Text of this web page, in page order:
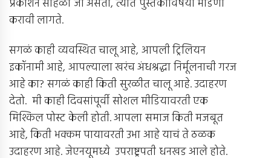
प्रकाशन सोहळा जो असतो, त्यात पुस्तकांविषयी मांडणी
करावी लागते.
सगळं काही व्यवस्थित चालू आहे, आपली ट्रिलियन
इकॉनामी आहे, आपल्याला खरंच अंधश्रद्धा निर्मूलनाची गरज
आहे का? सगळं काही किती सुरळीत चालू आहे. उदाहरण
देतो. मी काही दिवसांपूर्वी सोशल मीडियावरती एक
मिश्किल पोस्ट केली होती. आपला समाज किती मजबूत
आहे, किती भक्कम पायावरती उभा आहे याचं ते ठळक
उदाहरण आहे. जेएनयूमध्ये उपराष्ट्रपती धनखड आले होते.